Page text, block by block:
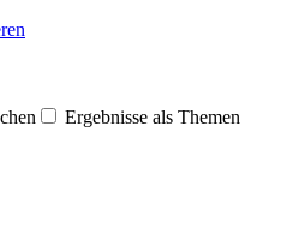
Ergebnisse als Themen